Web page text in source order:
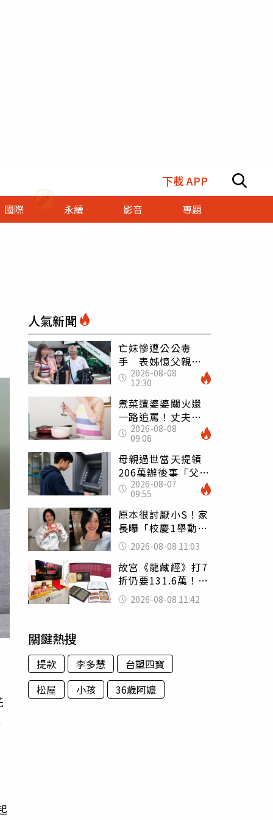
下載 APP
國際 永續 影音
專題
人氣新聞
亡妹慘遭公公毒
手 表姊憶父親節
前夕：小舅舅仍到
殯儀館陪她說話
2026-08-08
12:30
煮菜遭婆婆關火還
一路追罵！丈夫勸
別計較「媽媽老
了」 人妻超崩
潰：我像台傭
2026-08-08
09:06
母親過世當天提領
206萬辦後事「父子
遭判刑」 律師：
搶錢先下手是罪
2026-08-07
09:55
原本很討厭小S！家
長曝「校慶1舉動」
讓她徹底改觀 網
友洗版認證
2026-08-08 11:03
故宮《龍藏經》打7
折仍要131.6萬！
店員曝：有人原價
188萬付現購買
2026-08-08 11:42
關鍵熱搜
提款 李多慧
台塑四寶
松屋
小孩 36歲阿嬤